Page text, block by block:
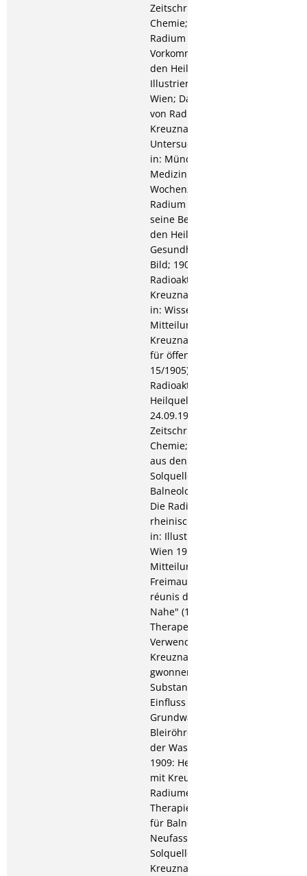
Zeitschrift für öffentliche
Chemie; 1905: Über
Radium und sein
Vorkommen in
den Heilquellen, in:
Illustriertes Badeblatt
Wien; Das Vorkommen
von Radium in
Kreuznacher Solquellen.
Untersuchung von 1904,
in: Münchner
Medizinische
Wochenzeitschrift; Über
Radium und
seine Beziehung zu
den Heilquellen, in: Die
Gesundheit in Wort und
Bild; 1906: Die
Radioaktivität der
Kreuznacher Solquellen,
in: Wissenschaftliche
Mitteilungen aus Bad
Kreuznach. (= Zeitschrift
für öffentliche Chemie
15/1905); Über die
Radioaktivität der
Heilquellen (Vortrag vom
24.09.1906 in Dessau), in:
Zeitschrift für öffentliche
Chemie; 1907: Radium
aus den Kreuznacher
Solquellen, in:
Balneologische Zeitung;
Die Radioktivität der
rheinischen Heilquellen,
in: Illustriertes Badeblatt
Wien 1910: Einige
Mitteilungen über die
Freimaurerloge "Les amis
réunis du Rhins et la
Nahe" (1809-1814); Die
Therapeutische
Verwendung der aus den
Kreuznacher Solquellen
gwonnenen radioaktiven
Substanzen. Der
Einfluss unreiner
Grundwässer auf die
Bleiröhren
der Wasserleitungen;
1909: Heilerfolge
mit Kreuznacher Radium.
Radiumemanations-
Therapie, in: Zeitschrift
für Balneologie; 1911: Die
Neufassung der
Solquellen im
Kreuznacher Kurpark.